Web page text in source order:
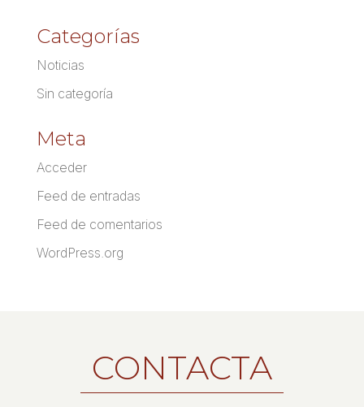
Categorías
Noticias
Sin categoría
Meta
Acceder
Feed de entradas
Feed de comentarios
WordPress.org
CONTACTA